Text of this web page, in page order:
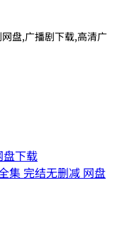
盘,广播剧下载,高清广
盘下载
集 完结无删减 网盘